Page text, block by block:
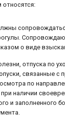
о виде
отпуска по
связанные с
по
наличии
и заполненного